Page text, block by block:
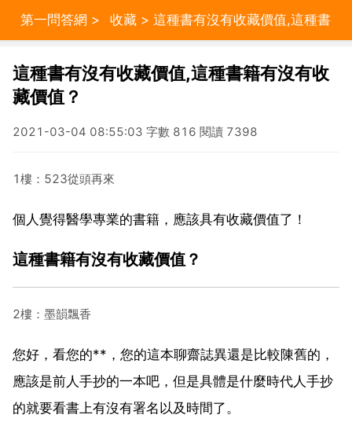
第一問答網 > 收藏 > 這種書有沒有收藏價值,這種書
籍有沒有收藏價值？
這種書有沒有收藏價值,這種書籍有沒有收
藏價值？
2021-03-04 08:55:03 字數 816 閱讀 7398
1樓：523從頭再來
個人覺得醫學專業的書籍，應該具有收藏價值了！
這種書籍有沒有收藏價值？
2樓：墨韻飄香
您好，看您的**，您的這本聊齋誌異還是比較陳舊的，
應該是前人手抄的一本吧，但是具體是什麼時代人手抄
的就要看書上有沒有署名以及時間了。